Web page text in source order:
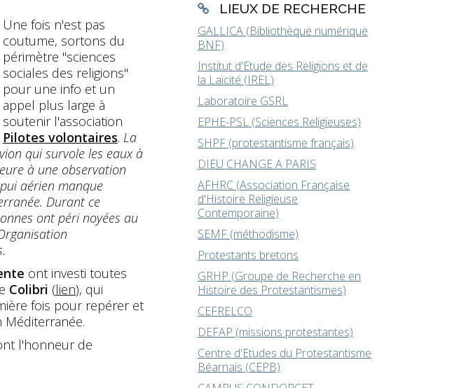
Une fois n'est pas
coutume, sortons du
périmètre "sciences
sociales des religions"
pour une info et un
appel plus large à
soutenir l'association
Pilotes volontaires. La
qui survole les eaux à
à une observation
aérien manque
Durant ce
ont péri noyées au
ont investi toutes
Colibri (lien), qui
fois pour repérer et
Méditerranée.
l'honneur de
LIEUX DE RECHERCHE
GALLICA (Bibliothèque numérique
BNF)
Institut d'Etude des Religions et de
la Laïcité (IREL)
Laboratoire GSRL
EPHE-PSL (Sciences Religieuses)
SHPF (protestantisme français)
DIEU CHANGE A PARIS
AFHRC (Association Française
d'Histoire Religieuse
Contemporaine)
SEMF (méthodisme)
Protestants bretons
GRHP (Groupe de Recherche en
Histoire des Protestantismes)
CEFRELCO
DEFAP (missions protestantes)
Centre d'Etudes du Protestantisme
Béarnais (CEPB)